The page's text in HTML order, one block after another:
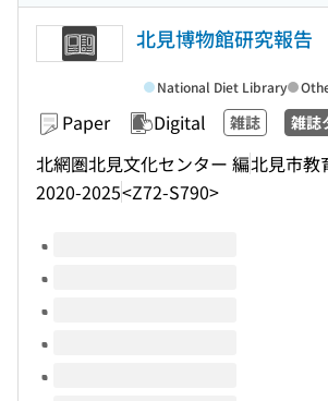
北見博物館研究報告
Paper Digital 雑誌 雑誌
北網圏北見文化センター 編北見市教
2020-2025<Z72-S790>
National Diet Library
Volumes of this title